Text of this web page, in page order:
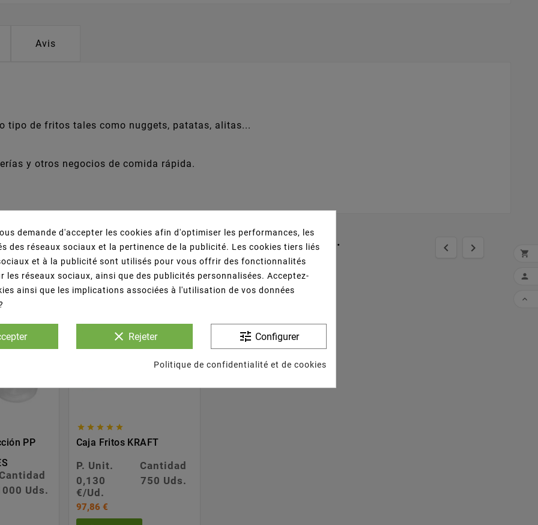
Avis
tipo de fritos tales como nuggets, patatas, alitas...
y otros negocios de comida rápida.
Ont Acheté Ce Produit Ont Également Acheté...  
PP
Cantidad
Uds.
    
Caja Fritos KRAFT
P. Unit.
Cantidad
0,130
€/Ud.
750 Uds.
97,86 €



demande d'accepter les cookies afin d'optimiser les performances, les
des réseaux sociaux et la pertinence de la publicité. Les cookies tiers liés
et à la publicité sont utilisés pour vous offrir des fonctionnalités
les réseaux sociaux, ainsi que des publicités personnalisées. Acceptez-
ainsi que les implications associées à l'utilisation de vos données
clear Rejeter tune Configurer
Politique de confidentialité et de cookies